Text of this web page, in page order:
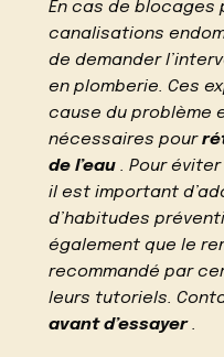
En cas de blocages
canalisations
de demander
en plomberie. Ces
cause du problème
nécessaires pour
de l’eau . Pour
il est important
d’habitudes
également que le
recommandé par
leurs tutoriels.
avant d’essayer.